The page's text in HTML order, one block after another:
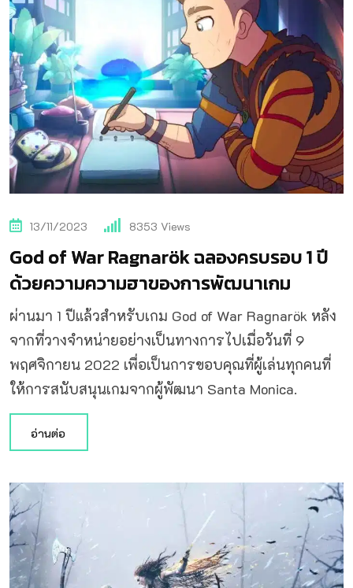
13/11/2023 8353 Views
God of War Ragnarök ฉลองครบรอบ 1 ปี
ด้วยความความฮาของการพัฒนาเกม
ผ่านมา 1 ปีแล้วสำหรับเกม God of War Ragnarök หลัง
จากที่วางจำหน่ายอย่างเป็นทางการไปเมื่อวันที่ 9
พฤศจิกายน 2022 เพื่อเป็นการขอบคุณที่ผู้เล่นทุกคนที่
ให้การสนับสนุนเกมจากผู้พัฒนา Santa Monica.
อ่านต่อ